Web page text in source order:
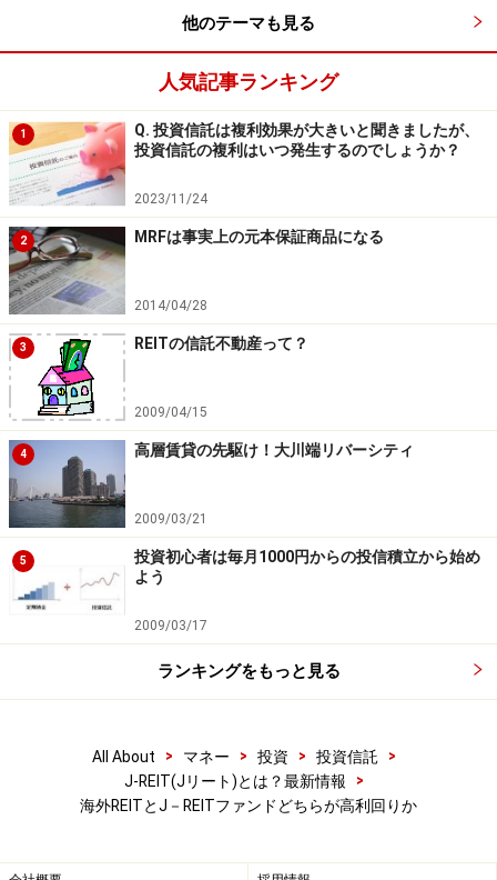
投資するインセンティブは、配当利回りよりも売却益期
待、あるいは為替差益期待で選択するというのが自然な
投資スタンスと思われてなりません。
【関連記事をチェック！】
ブル・ベア型ファンドで短期高収益を狙う
日本版ISA口座導入で投資信託への影響はどうなる
2012年の騰落率第1位はトルコ株投信
※記事内容は執筆時点のものです。最新の内容をご確認くださ
い。
本記事の内容は一般的な情報提供を目的としており、特定の金融
商品や投資行動を推奨するものではありません。
投資や資産運用に関する最終的なご判断はご自身の責任において
行ってください。
掲載情報の正確性・完全性については十分に配慮しております
が、その内容を保証するものではなく、これに基づく損失・損害
などについて当社は一切の責任を負いません。
最新の情報や詳細については、必ず各金融機関やサービス提供者
の公式情報をご確認ください。
【編集部からのお知らせ】
・「家計」について、アンケート（2026/8/31まで）
中です！
※抽選で20名にAmazonギフト券1000円分プレゼント
※謝礼付きの限定アンケートやモニター企画に参加が可能に
他のテーマも見る
人気記事ランキング
1
Q. 投資信託は複利効果が大きいと聞きましたが、
投資信託の複利はいつ発生するのでしょうか？
2023/11/24
2 MRFは事実上の元本保証商品になる
2014/04/28
3 REITの信託不動産って？
2009/04/15
4 高層賃貸の先駆け！大川端リバーシティ
2009/03/21
5
投資初心者は毎月1000円からの投信積立から始め
よう
2009/03/17
ランキングをもっと見る
All About > マネー > 投資 > 投資信託
>
J-REIT(Jリート)とは？最新情報
>
海外REITとJ－REITファンドどちらが高利回りか